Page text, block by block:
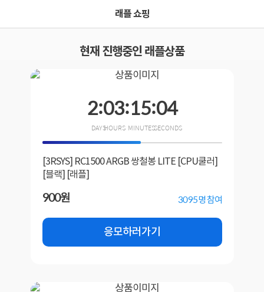
래플 쇼핑
현재 진행중인 래플상품
2:03:15:04
[3RSYS] RC1500 ARGB 쌍철봉 LITE [CPU쿨러]
[블랙] [래플]
900원 3095명 참여
응모하러가기